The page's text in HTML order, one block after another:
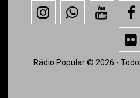
Rádio Popular © 2026 -